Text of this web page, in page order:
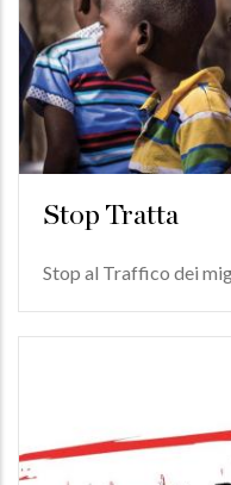
Stop Tratta
Stop al Traffico dei